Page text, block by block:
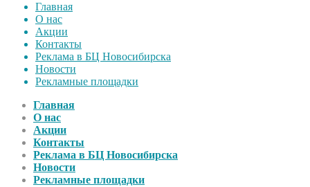
Главная
О нас
Акции
Контакты
Реклама в БЦ Новосибирска
Новости
Рекламные площадки
Главная
О нас
Акции
Контакты
Реклама в БЦ Новосибирска
Новости
Рекламные площадки